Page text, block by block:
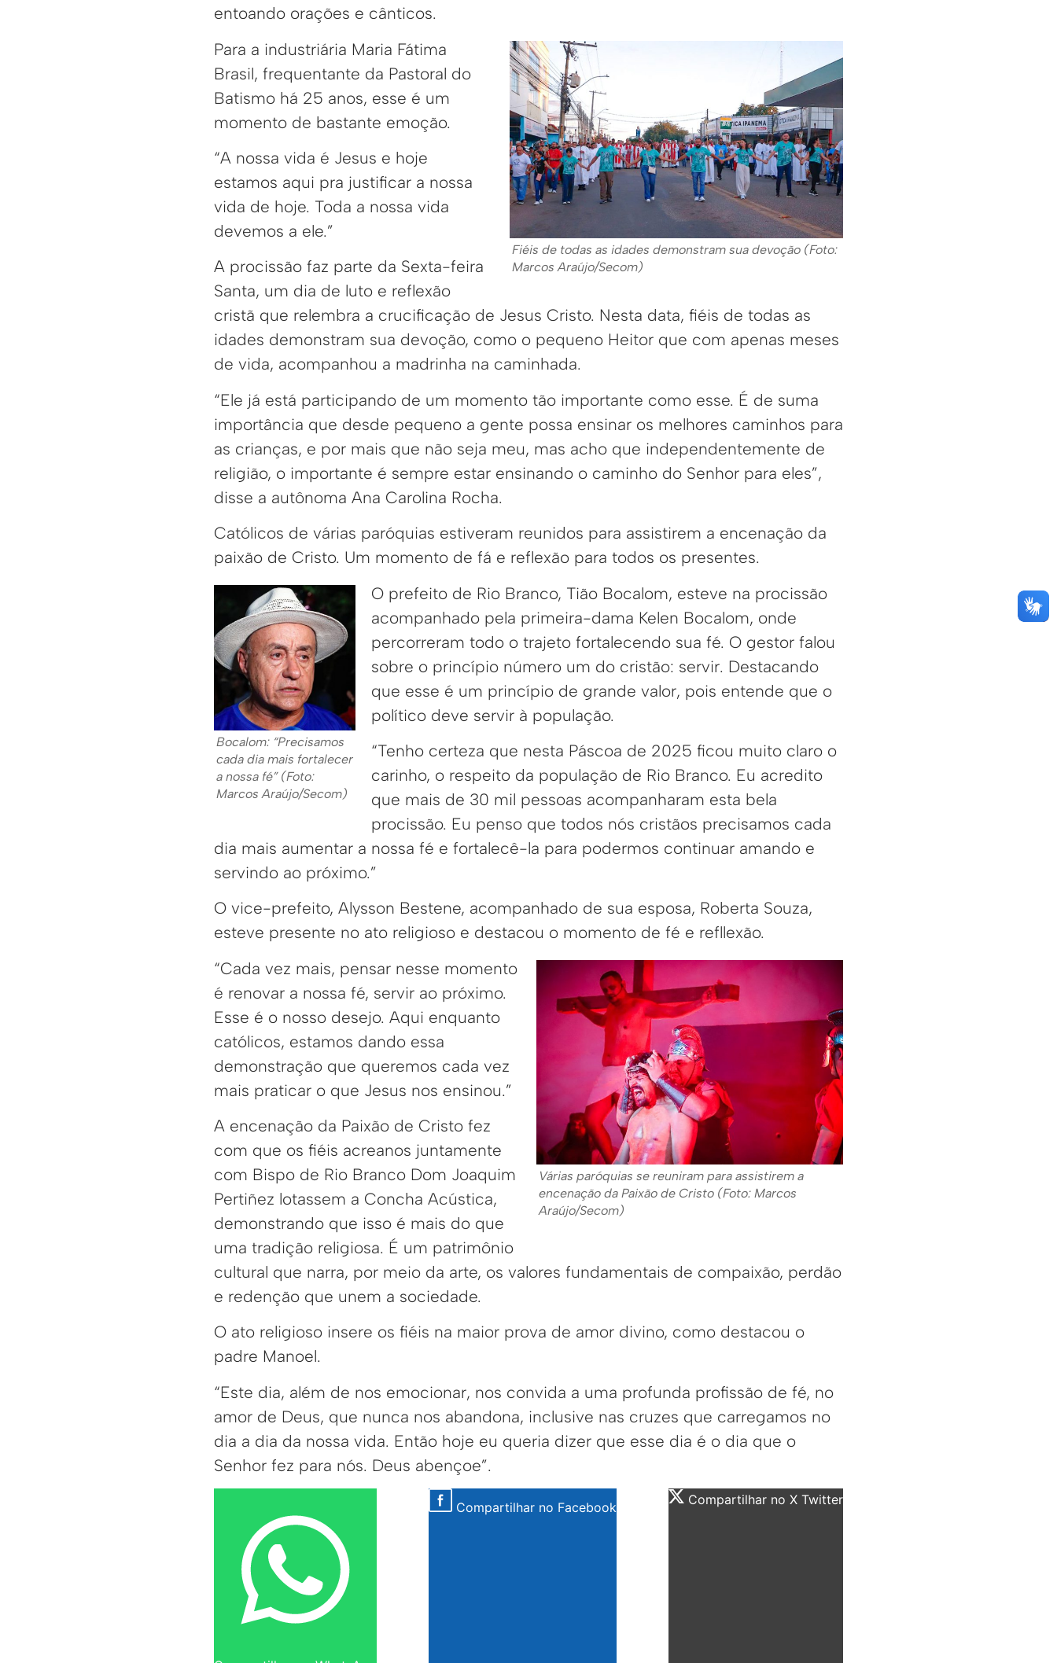
entoando orações e cânticos.
Fiéis de todas as idades demonstram sua devoção (Foto:
Marcos Araújo/Secom)
Para a industriária Maria Fátima
Brasil, frequentante da Pastoral do
Batismo há 25 anos, esse é um
momento de bastante emoção.
“A nossa vida é Jesus e hoje
estamos aqui pra justificar a nossa
vida de hoje. Toda a nossa vida
devemos a ele.”
A procissão faz parte da Sexta-feira
Santa, um dia de luto e reflexão
cristã que relembra a crucificação de Jesus Cristo. Nesta data, fiéis de todas as
idades demonstram sua devoção, como o pequeno Heitor que com apenas meses
de vida, acompanhou a madrinha na caminhada.
“Ele já está participando de um momento tão importante como esse. É de suma
importância que desde pequeno a gente possa ensinar os melhores caminhos para
as crianças, e por mais que não seja meu, mas acho que independentemente de
religião, o importante é sempre estar ensinando o caminho do Senhor para eles”,
disse a autônoma Ana Carolina Rocha.
Católicos de várias paróquias estiveram reunidos para assistirem a encenação da
paixão de Cristo. Um momento de fá e reflexão para todos os presentes.
Bocalom: “Precisamos
cada dia mais fortalecer
a nossa fé” (Foto:
Marcos Araújo/Secom)
O prefeito de Rio Branco, Tião Bocalom, esteve na procissão
acompanhado pela primeira-dama Kelen Bocalom, onde
percorreram todo o trajeto fortalecendo sua fé. O gestor falou
sobre o princípio número um do cristão: servir. Destacando
que esse é um princípio de grande valor, pois entende que o
político deve servir à população.
“Tenho certeza que nesta Páscoa de 2025 ficou muito claro o
carinho, o respeito da população de Rio Branco. Eu acredito
que mais de 30 mil pessoas acompanharam esta bela
procissão. Eu penso que todos nós cristãos precisamos cada
dia mais aumentar a nossa fé e fortalecê-la para podermos continuar amando e
servindo ao próximo.”
O vice-prefeito, Alysson Bestene, acompanhado de sua esposa, Roberta Souza,
esteve presente no ato religioso e destacou o momento de fé e refllexão.
Várias paróquias se reuniram para assistirem a
encenação da Paixão de Cristo (Foto: Marcos
Araújo/Secom)
“Cada vez mais, pensar nesse momento
é renovar a nossa fé, servir ao próximo.
Esse é o nosso desejo. Aqui enquanto
católicos, estamos dando essa
demonstração que queremos cada vez
mais praticar o que Jesus nos ensinou.”
A encenação da Paixão de Cristo fez
com que os fiéis acreanos juntamente
com Bispo de Rio Branco Dom Joaquim
Pertiñez lotassem a Concha Acústica,
demonstrando que isso é mais do que
uma tradição religiosa. É um patrimônio
cultural que narra, por meio da arte, os valores fundamentais de compaixão, perdão
e redenção que unem a sociedade.
O ato religioso insere os fiéis na maior prova de amor divino, como destacou o
padre Manoel.
“Este dia, além de nos emocionar, nos convida a uma profunda profissão de fé, no
amor de Deus, que nunca nos abandona, inclusive nas cruzes que carregamos no
dia a dia da nossa vida. Então hoje eu queria dizer que esse dia é o dia que o
Senhor fez para nós. Deus abençoe”.
Compartilhar no Facebook Compartilhar no X Twitter